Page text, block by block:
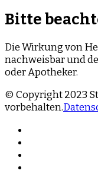
Bitte
Die Wirkung von
nachweisbar und
oder Apotheker.
© Copyright 2023
vorbehalten.